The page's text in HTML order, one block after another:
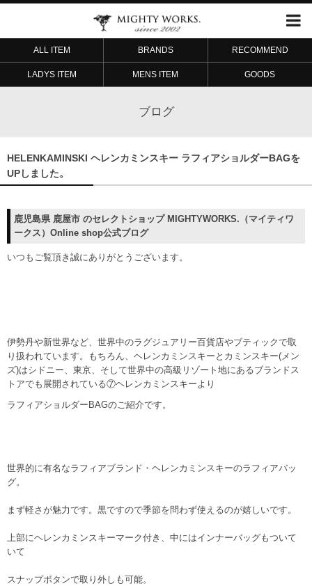
ALL ITEM BRANDS RECOMMEND
LADYS ITEM MENS ITEM GOODS
ブログ
HELENKAMINSKI ヘレンカミンスキー ラフィアショルダーBAGを
UPしました。
鹿児島県 鹿屋市 のセレクトショップ MIGHTYWORKS.（マイティワ
ークス）Online shop公式ブログ
いつもご覧頂き誠にありがとうございます。
伊勢丹や新世界など、世界中のラグジュアリー百貨店やブティックで取
り扱われています。もちろん、ヘレンカミンスキーとカミンスキー(メン
ズ)はシドニー、東京、そして世界中の高級リゾート地にあるブランドス
トアでも展開されている⑦ヘレンカミンスキーより
ラフィアショルダーBAGのご紹介です。
世界的に有名なラフィアブランド・ヘレンカミンスキーのラフィアバッ
グ。
まず軽さが魅力です。黒ですので季節を問わず使えるのが嬉しいです。
上部にヘレンカミンスキーマーク付き、中にはインナーバッグもついて
いて
スナップボタンで取り外しも可能。